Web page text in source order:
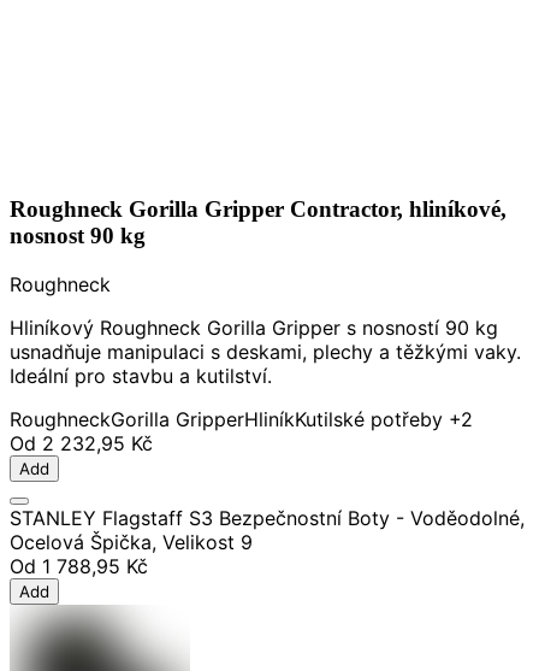
Roughneck Gorilla Gripper Contractor, hliníkové,
nosnost 90 kg
Roughneck
Hliníkový Roughneck Gorilla Gripper s nosností 90 kg
usnadňuje manipulaci s deskami, plechy a těžkými vaky.
Ideální pro stavbu a kutilství.
RoughneckGorilla GripperHliníkKutilské potřeby +2
Od 2 232,95 Kč
Add
STANLEY Flagstaff S3 Bezpečnostní Boty - Voděodolné,
Ocelová Špička, Velikost 9
Od 1 788,95 Kč
Add